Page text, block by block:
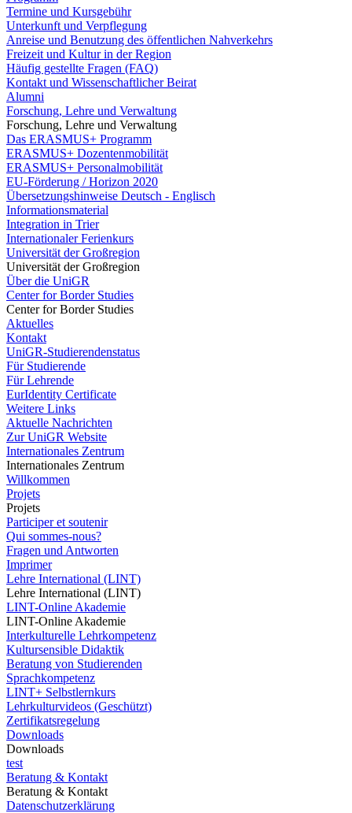
Termine und Kursgebühr
Unterkunft und Verpflegung
Anreise und Benutzung des öffentlichen Nahverkehrs
Freizeit und Kultur in der Region
Häufig gestellte Fragen (FAQ)
Kontakt und Wissenschaftlicher Beirat
Alumni
Forschung, Lehre und Verwaltung
Forschung, Lehre und Verwaltung
Das ERASMUS+ Programm
ERASMUS+ Dozentenmobilität
ERASMUS+ Personalmobilität
EU-Förderung / Horizon 2020
Übersetzungshinweise Deutsch - Englisch
Informationsmaterial
Integration in Trier
Internationaler Ferienkurs
Universität der Großregion
Universität der Großregion
Über die UniGR
Center for Border Studies
Center for Border Studies
Aktuelles
Kontakt
UniGR-Studierendenstatus
Für Studierende
Für Lehrende
EurIdentity Certificate
Weitere Links
Aktuelle Nachrichten
Zur UniGR Website
Internationales Zentrum
Internationales Zentrum
Willkommen
Projets
Projets
Participer et soutenir
Qui sommes-nous?
Fragen und Antworten
Imprimer
Lehre International (LINT)
Lehre International (LINT)
LINT-Online Akademie
LINT-Online Akademie
Interkulturelle Lehrkompetenz
Kultursensible Didaktik
Beratung von Studierenden
Sprachkompetenz
LINT+ Selbstlernkurs
Lehrkulturvideos (Geschützt)
Zertifikatsregelung
Downloads
Downloads
test
Beratung & Kontakt
Beratung & Kontakt
Datenschutzerklärung